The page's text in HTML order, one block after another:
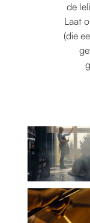
de
Laat
(die